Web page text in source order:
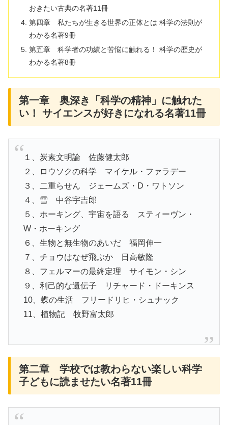
おきたい古典の名著11冊
第四章 私たちが生きる世界の正体とは 科学の法則が
わかる名著9冊
第五章 科学者の功績と苦悩に触れる！ 科学の歴史が
わかる名著8冊
第一章 奥深き「科学の精神」に触れた
い！ サイエンスが好きになれる名著11冊
１、炭素文明論 佐藤健太郎
２、ロウソクの科学 マイケル・ファラデー
３、二重らせん ジェームズ・D・ワトソン
４、雪 中谷宇吉郎
５、ホーキング、宇宙を語る スティーヴン・
W・ホーキング
６、生物と無生物のあいだ 福岡伸一
７、チョウはなぜ飛ぶか 日高敏隆
８、フェルマーの最終定理 サイモン・シン
９、利己的な遺伝子 リチャード・ドーキンス
10、蝶の生活 フリードリヒ・シュナック
11、植物記 牧野富太郎
第二章 学校では教わらない楽しい科学
子どもに読ませたい名著11冊